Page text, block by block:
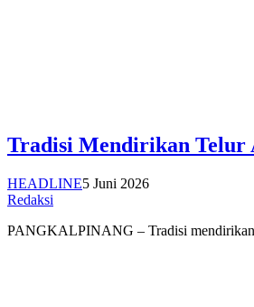
Tradisi Mendirikan Telur
HEADLINE5 Juni 2026
Redaksi
PANGKALPINANG – Tradisi mendirikan